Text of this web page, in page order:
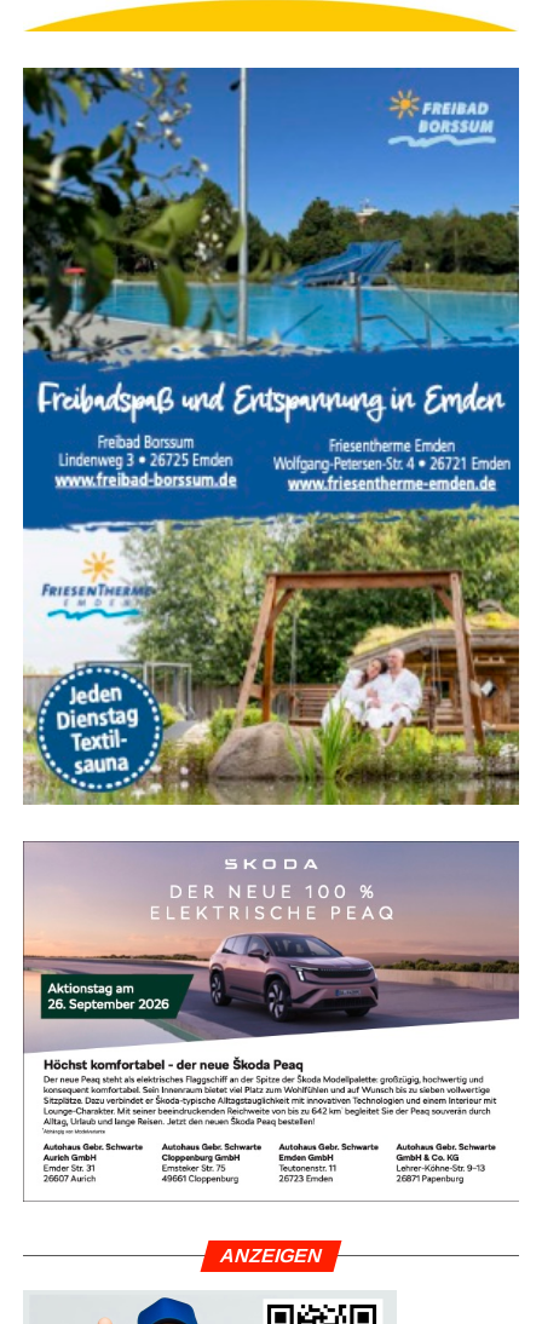
Wäh­rend die ers­ten Trupps im Gebäu­de nach Per­so­nen
gung auf. Das Feu­er wird gleich­zei­tig im Innen- und
Außen­an­griff bekämpft, um den Brand mög­lichst schnell
unter Kon­trol­le zu brin­gen und ein Über­grei­fen auf
benach­bar­te Gebäu­de zu verhindern.
Höchs­te Kon­zen­tra­ti­on im
Einsatz
Ein Woh­nungs- oder Gebäu­de­brand mit Men­schen­le­ben
in Gefahr gehört zu den anspruchs­volls­ten Ein­sät­zen der
Feu­er­wehr. Jeder Hand­griff muss sit­zen, denn oft ent­
schei­den weni­ge Minu­ten über Leben und Tod. Des­halb
trai­nie­ren die Feu­er­weh­ren sol­che Ein­satz­la­gen regel­mä­
ßig, damit im Ernst­fall jeder Trupp sei­ne Auf­ga­ben sicher
und rou­ti­niert aus­füh­ren kann.
War­um die Heiß­aus­bil­dung so
wich­tig ist
ANZEI­GEN